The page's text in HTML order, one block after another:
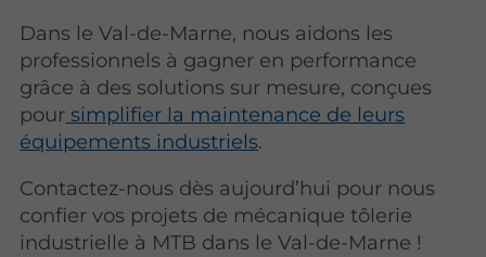
Dans le Val-de-Marne, nous aidons les
professionnels à gagner en performance
grâce à des solutions sur mesure, conçues
pour simplifier la maintenance de leurs
équipements industriels.
Contactez-nous dès aujourd’hui pour nous
confier vos projets de mécanique tôlerie
industrielle à MTB dans le Val-de-Marne !